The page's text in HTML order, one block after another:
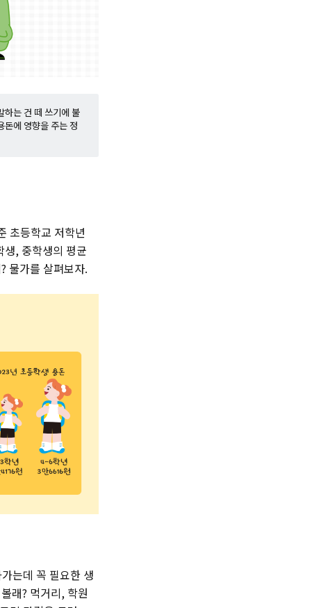
하는 건 떼 쓰기에 불
돈에 영향을 주는 정
초등학교 저학년
, 중학생의 평균
물가를 살펴보자.
는데 꼭 필요한 생
래? 먹거리, 학원